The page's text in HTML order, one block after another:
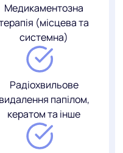
Медикаментозна
(місцева та
системна)
Радіохвильове
видалення папілом,
кератом та інше